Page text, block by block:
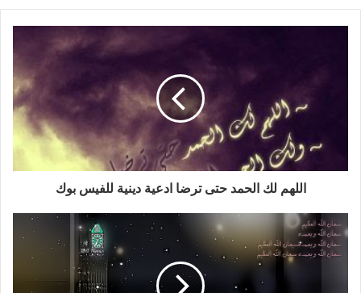
اللهم لك الحمد حتى ترضا ادعية دينية للفيس بوك